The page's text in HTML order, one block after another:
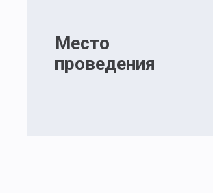
Место
проведения